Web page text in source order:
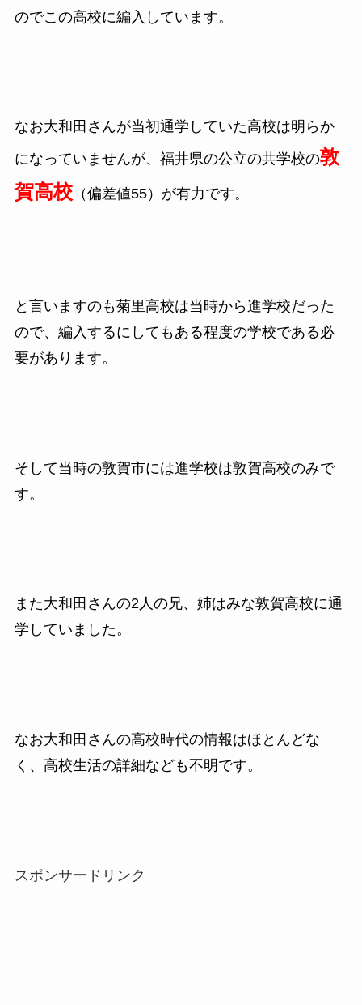
のでこの高校に編入しています。
なお大和田さんが当初通学していた高校は明らか
になっていませんが、福井県の公立の共学校の敦
賀高校（偏差値55）が有力です。
と言いますのも菊里高校は当時から進学校だった
ので、編入するにしてもある程度の学校である必
要があります。
そして当時の敦賀市には進学校は敦賀高校のみで
す。
また大和田さんの2人の兄、姉はみな敦賀高校に通
学していました。
なお大和田さんの高校時代の情報はほとんどな
く、高校生活の詳細なども不明です。
スポンサードリンク